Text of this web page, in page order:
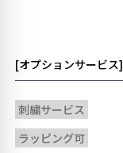
[オプションサービス]
刺繍サービス
ラッピング可